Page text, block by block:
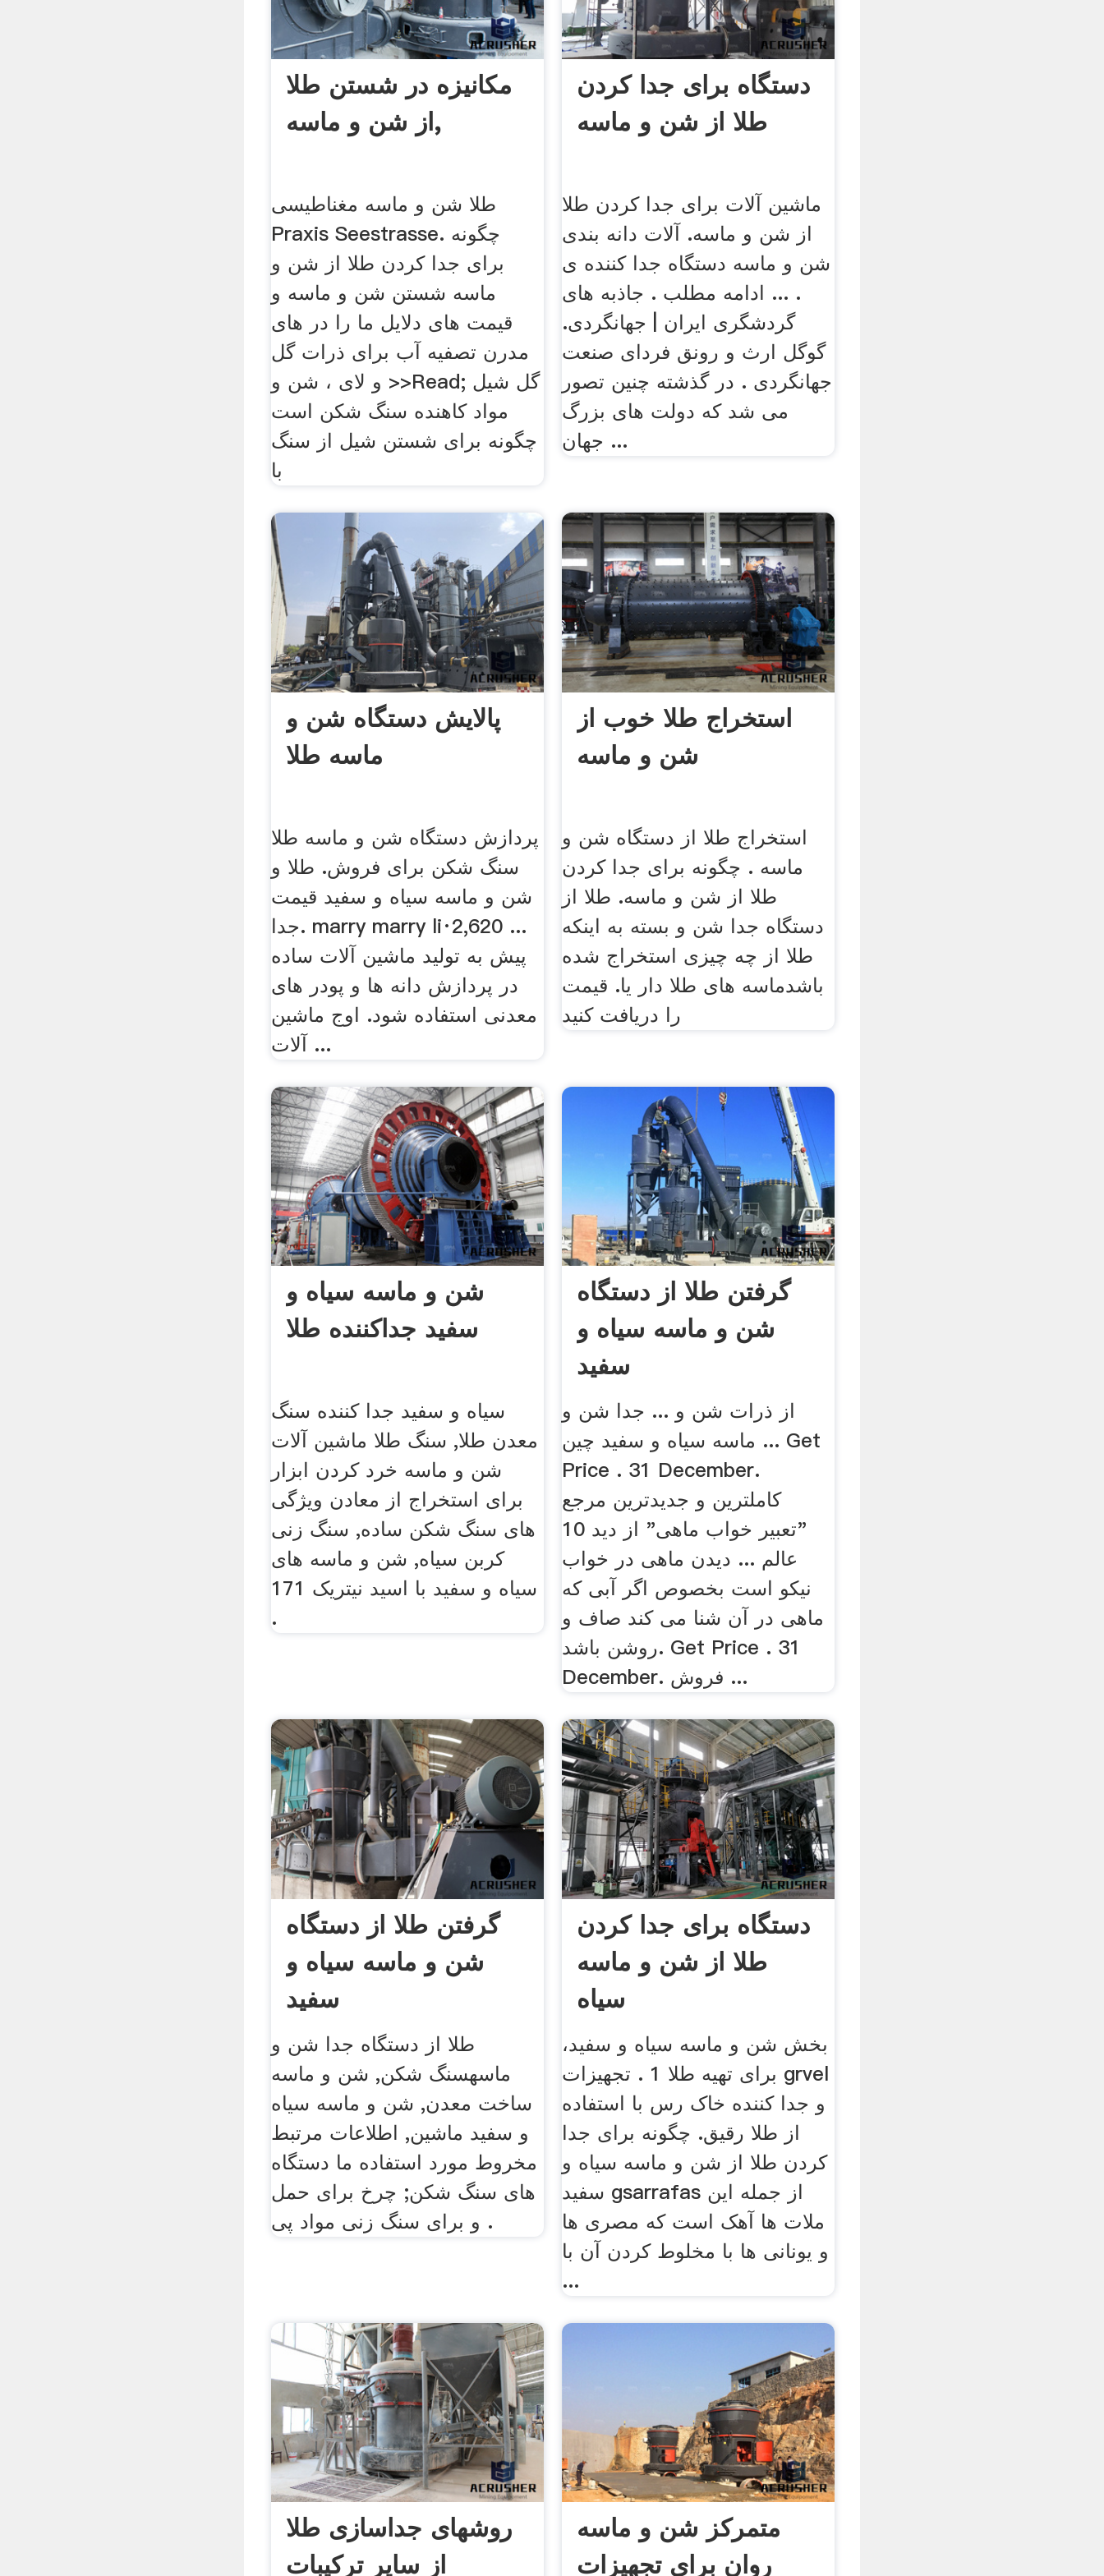
مکانیزه در شستن طلا
از شن و ماسه,
طلا شن و ماسه مغناطیسی
Praxis Seestrasse. چگونه
برای جدا کردن طلا از شن و
ماسه شستن شن و ماسه و
قیمت های دلایل ما را در های
مدرن تصفیه آب برای ذرات گل
و لای ، شن و >>Read; گل شیل
مواد کاهنده سنگ شکن است
چگونه برای شستن شیل از سنگ
با
دستگاه برای جدا کردن
طلا از شن و ماسه
ماشین آلات برای جدا کردن طلا
از شن و ماسه. آلات دانه بندی
شن و ماسه دستگاه جدا کننده ی
. ... ادامه مطلب . جاذبه های
گردشگری ایران | جهانگردی.
گوگل ارث و رونق فردای صنعت
جهانگردی . در گذشته چنین تصور
می شد که دولت های بزرگ
جهان ...
پالایش دستگاه شن و
ماسه طلا
پردازش دستگاه شن و ماسه طلا
سنگ شکن برای فروش. طلا و
شن و ماسه سیاه و سفید قیمت
جدا. marry marry li·2,620 ...
پیش به تولید ماشین آلات ساده
در پردازش دانه ها و پودر های
معدنی استفاده شود. اوج ماشین
آلات ...
استخراج طلا خوب از
شن و ماسه
استخراج طلا از دستگاه شن و
ماسه . چگونه برای جدا کردن
طلا از شن و ماسه. طلا از
دستگاه جدا شن و بسته به اینکه
طلا از چه چیزی استخراج شده
باشدماسه های طلا دار یا. قیمت
را دریافت کنید
شن و ماسه سیاه و
سفید جداکننده طلا
سیاه و سفید جدا کننده سنگ
معدن طلا, سنگ طلا ماشین آلات
شن و ماسه خرد کردن ابزار
برای استخراج از معادن ویژگی
های سنگ شکن ساده, سنگ زنی
کربن سیاه, شن و ماسه های
سیاه و سفید با اسید نیتریک 171
.
گرفتن طلا از دستگاه
شن و ماسه سیاه و
سفید
از ذرات شن و ... جدا شن و
ماسه سیاه و سفید چین ... Get
Price . 31 December.
کاملترین و جدیدترین مرجع
"تعبیر خواب ماهی" از دید 10
عالم ... دیدن ماهی در خواب
نیکو است بخصوص اگر آبی که
ماهی در آن شنا می کند صاف و
روشن باشد. Get Price . 31
December. فروش ...
گرفتن طلا از دستگاه
شن و ماسه سیاه و
سفید
طلا از دستگاه جدا شن و
ماسهسنگ شکن, شن و ماسه
ساخت معدن, شن و ماسه سیاه
و سفید ماشین, اطلاعات مرتبط
مخروط مورد استفاده ما دستگاه
های سنگ شکن; چرخ برای حمل
و برای سنگ زنی مواد پی .
دستگاه برای جدا کردن
طلا از شن و ماسه
سیاه
بخش شن و ماسه سیاه و سفید،
برای تهیه طلا 1 . تجهیزات grvel
و جدا کننده خاک رس با استفاده
از طلا رقیق. چگونه برای جدا
کردن طلا از شن و ماسه سیاه و
سفید gsarrafas از جمله این
ملات ها آهک است که مصری ها
و یونانی ها با مخلوط کردن آن با
...
روشهای جداسازی طلا
از سایر ترکیبات
متمرکز شن و ماسه
روان برای تجهیزات